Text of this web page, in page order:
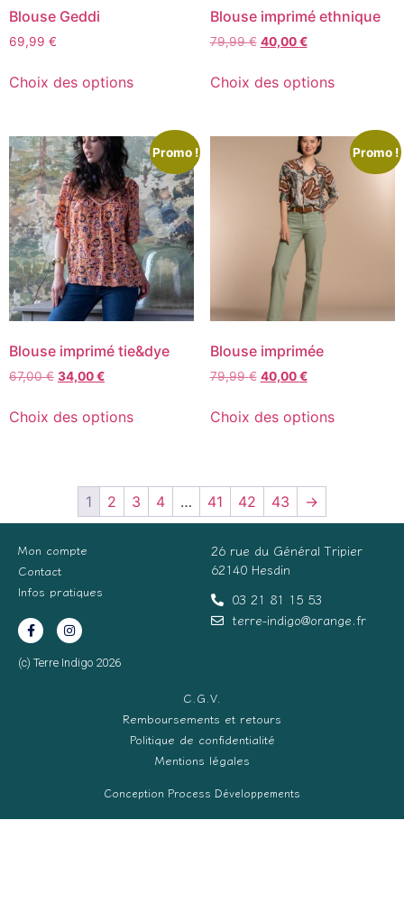
Blouse Geddi
69,99 €
Choix des options
Blouse imprimé ethnique
79,99€ 40,00€
Choix des options
Promo !
Blouse imprimé tie&dye
67,00€ 34,00€
Choix des options
Promo !
Blouse imprimée
79,99€ 40,00€
Choix des options
1 2 3 4 … 41 42 43 →
Mon compte
Contact
Infos pratiques
(c) Terre Indigo 2026
26 rue du Général Tripier
62140 Hesdin
03 21 81 15 53
terre-indigo@orange.fr
C.G.V.
Remboursements et retours
Politique de confidentialité
Mentions légales
Conception Process Développements